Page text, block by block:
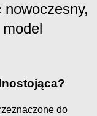
do